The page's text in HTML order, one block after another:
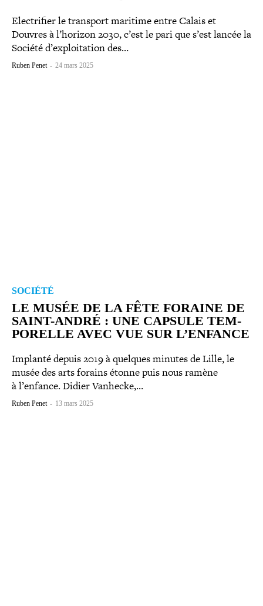
Electrifier le transport maritime entre Calais et
Douvres à l’horizon 2030, c’est le pari que s’est lancée la
Société d’ex­ploi­ta­tion des…
Ruben Penet - 24 mars 2025
SOCIÉTÉ
LE MUSÉE DE LA FÊTE FORAINE DE
SAINT-​ANDRÉ : UNE CAPSULE TEM­
PO­RELLE AVEC VUE SUR L’ENFANCE
Implanté depuis 2019 à quelques minutes de Lille, le
musée des arts forains étonne puis nous ramène
à l’enfance. Didier Vanhecke,…
Ruben Penet - 13 mars 2025